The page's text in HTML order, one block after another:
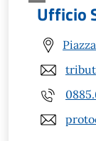
Ufficio